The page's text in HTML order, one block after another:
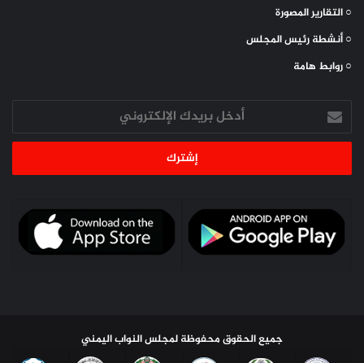
○ التقارير المصورة
○ أنشطة رئيس المجلس
○ روابط هامة
أدخل
بريدك
الإلكتروني
جميع الحقوق محفوظة لمجلس النواب اليمني